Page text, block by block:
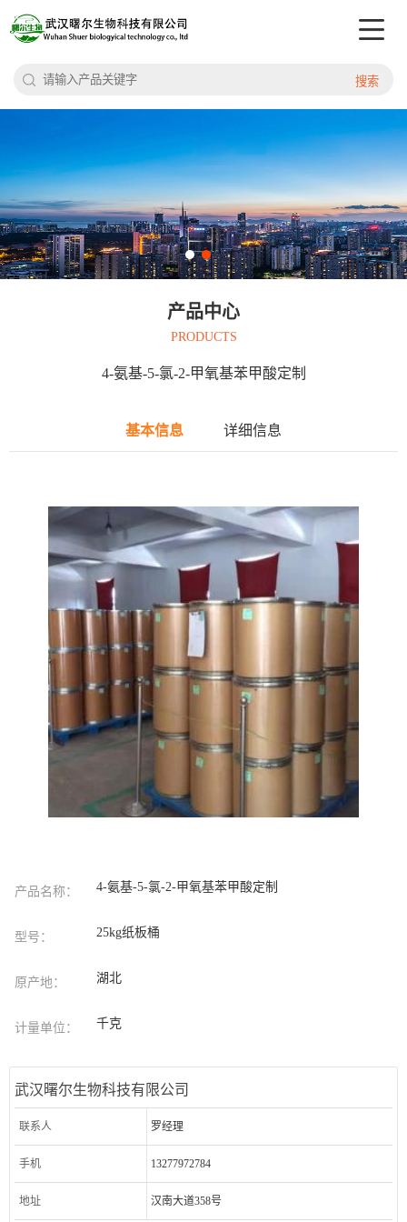
搜索
产品中心
PRODUCTS
4-氨基-5-氯-2-甲氧基苯甲酸定制
基本信息 详细信息
产品名称： 4-氨基-5-氯-2-甲氧基苯甲酸定制
型号： 25kg纸板桶
原产地： 湖北
计量单位： 千克
武汉曙尔生物科技有限公司
联系人 罗经理
手机 13277972784
地址 汉南大道358号